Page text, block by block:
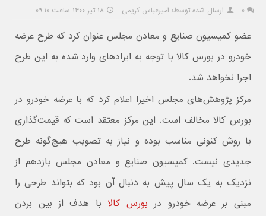
۰ ارسال شده توسط: امیرعباس کریمی ۱۸ تیر ۱۴۰۰ ساعت ۰۹:۱۰
عضو کمیسیون صنایع و معادن مجلس عنوان کرد که طرح عرضه
خودرو در بورس کالا با توجه به ایرادهای وارد شده به این طرح
اجرا نخواهد شد.
مرکز پژوهش‌های مجلس اخیرا اعلام کرد که با عرضه خودرو در
بورس کالا مخالف است. این مرکز معتقد است که قیمت‌گذاری
با روش کنونی مناسب بوده و نیاز به تصویب هیچ‌گونه طرح
جدیدی نیست. کمیسیون صنایع و معادن مجلس یازدهم از
نزدیک به یک سال پیش به دنبال آن بود که بتواند طرحی را
مبنی بر عرضه خودرو در بورس کالابا هدف از بین بردن